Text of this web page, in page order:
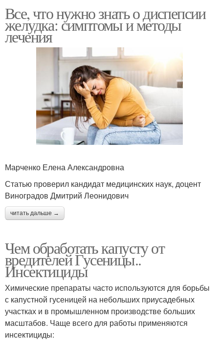
Все, что нужно знать о диспепсии
желудка: симптомы и методы
лечения
Марченко Елена Александровна
Статью проверил кандидат медицинских наук, доцент
Виноградов Дмитрий Леонидович
читать дальше →
Чем обработать капусту от
вредителей Гусеницы..
Инсектициды
Химические препараты часто используются для борьбы
с капустной гусеницей на небольших приусадебных
участках и в промышленном производстве больших
масштабов. Чаще всего для работы применяются
инсектициды: